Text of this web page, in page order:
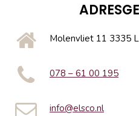
Molenvliet 11 3335
078 – 61 00 195
info@elsco.nl